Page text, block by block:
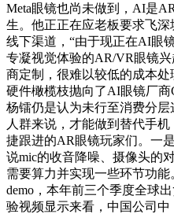
Meta眼镜也尚未做到，AI是
生。他正正在应老板要求飞
线下渠道，“由于现正在AI眼
专凝视觉体验的AR/VR眼镜
商定制，很难以较低的成本
硬件橄榄枝抛向了AI眼镜厂商
杨镭仍是认为未行至消费分
人群来说，才能做到替代手
捷跟进的AR眼镜玩家们。一
说mic的收音降噪、摄像头的
需要算力并实现一些环节功
demo，本年前三个季度全球
验视频显示来看，中国公司